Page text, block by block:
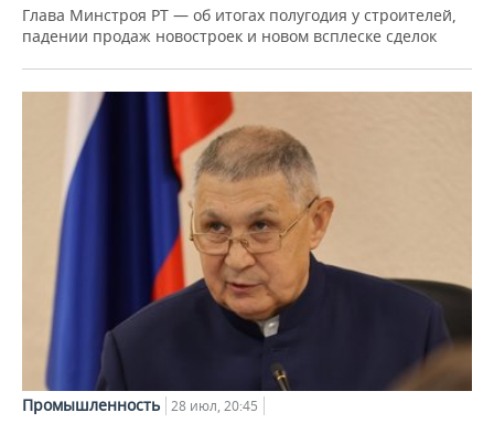
Глава Минстроя РТ — об итогах полугодия у строителей,
падении продаж новостроек и новом всплеске сделок
Промышленность 28 июл, 20:45